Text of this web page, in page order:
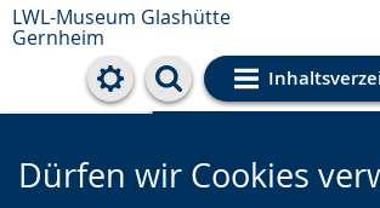
LWL-Museum Glashütte
Gernheim
Cookie-Einstellungen
Dürfen wir Cookies